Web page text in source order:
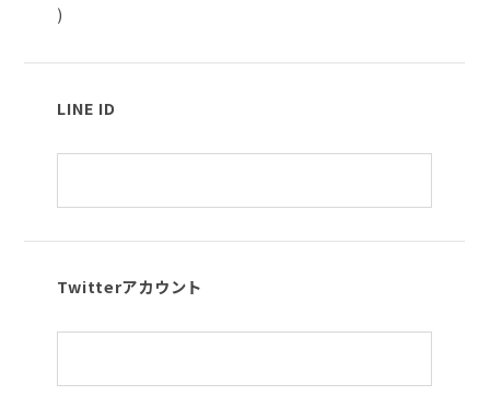
)
LINE ID
Twitterアカウント